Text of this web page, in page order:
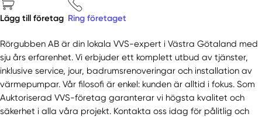
Lägg till företag Ring företaget
Rörgubben AB är din lokala VVS-expert i Västra Götaland med
sju års erfarenhet. Vi erbjuder ett komplett utbud av tjänster,
inklusive service, jour, badrumsrenoveringar och installation av
värmepumpar. Vår filosofi är enkel: kunden är alltid i fokus. Som
Auktoriserad VVS-företag garanterar vi högsta kvalitet och
säkerhet i alla våra projekt. Kontakta oss idag för pålitlig och